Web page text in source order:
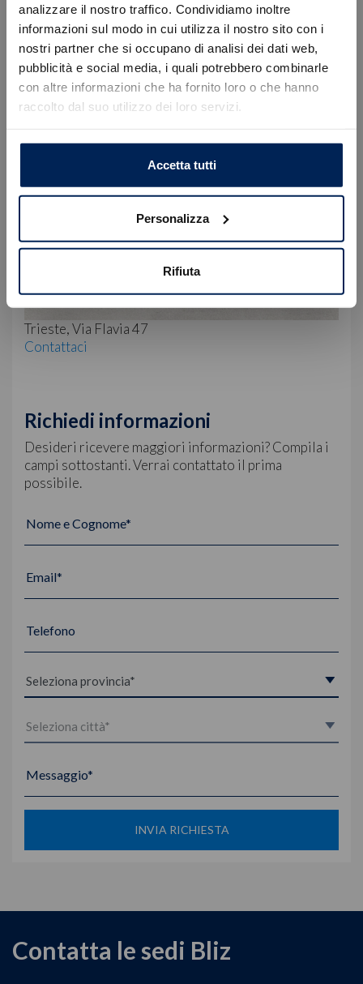
analizzare il nostro traffico. Condividiamo inoltre
informazioni sul modo in cui utilizza il nostro sito con i
nostri partner che si occupano di analisi dei dati web,
pubblicità e social media, i quali potrebbero combinarle
con altre informazioni che ha fornito loro o che hanno
raccolto dal suo utilizzo dei loro servizi.
Accetta tutti
Personalizza
Rifiuta
Trieste, Via Flavia 47
Contattaci
Richiedi informazioni
Desideri ricevere maggiori informazioni? Compila i
campi sottostanti. Verrai contattato il prima
possibile.
Nome e Cognome*
Email*
Telefono
Messaggio*
INVIA RICHIESTA
Contatta le sedi Bliz
Errore
Caricamento veicoli non riuscito